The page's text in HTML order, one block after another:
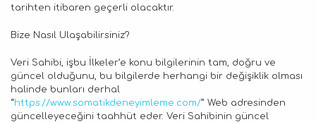
tarihten itibaren geçerli olacaktır.
Bize Nasıl Ulaşabilirsiniz?
Veri Sahibi, işbu İlkeler’e konu bilgilerinin tam, doğru ve
güncel olduğunu, bu bilgilerde herhangi bir değişiklik olması
halinde bunları derhal
“https://www.somatikdeneyimleme.com/” Web adresinden
güncelleyeceğini taahhüt eder. Veri Sahibinin güncel